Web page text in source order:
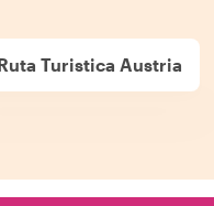
Turistica Austria